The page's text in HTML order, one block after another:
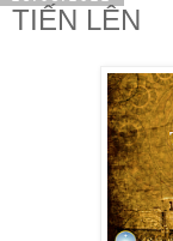
TIẾN LÊN